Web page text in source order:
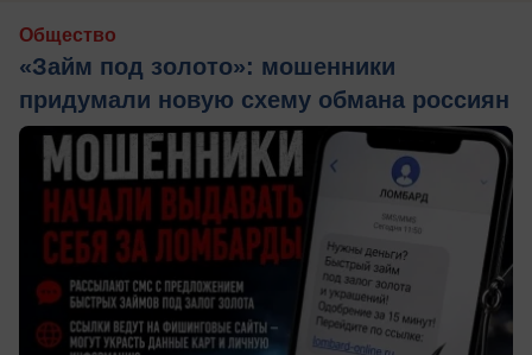
Общество
«Займ под золото»: мошенники
придумали новую схему обмана россиян